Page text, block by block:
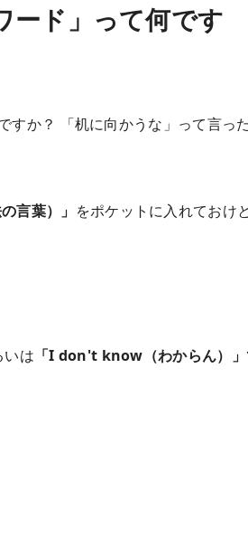
ド」って何です
すか？ 「机に向かうな」って言っ
言葉）」 をポケットに入れておけ
いは 「I don't know（わからん）